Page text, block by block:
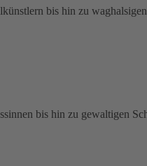
bis hin zu
bis hin zu gewaltigen